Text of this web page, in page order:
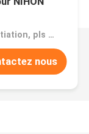
Prix：Negotiation, pls contact me
nous